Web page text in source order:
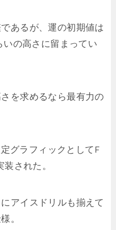
あるが、運の初期値は
の高さに留まってい
を求めるなら最有力の
グラフィックとしてF
された。
アイスドリルも揃えて
。